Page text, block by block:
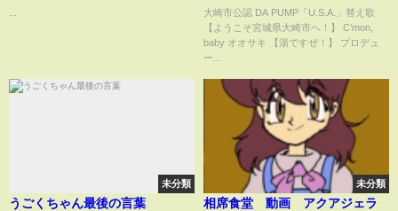
ですぜ！】(エンドロール付き)
大崎市公認 DA PUMP「U.S.A.」替え歌
【ようこそ宮城県大崎市へ！】 C’mon,
baby オオサキ 【湯ですぜ！】 プロデュ
ー...
未分類
うごくちゃん最後の言葉
未分類
相席食堂 動画 アクアジェラ